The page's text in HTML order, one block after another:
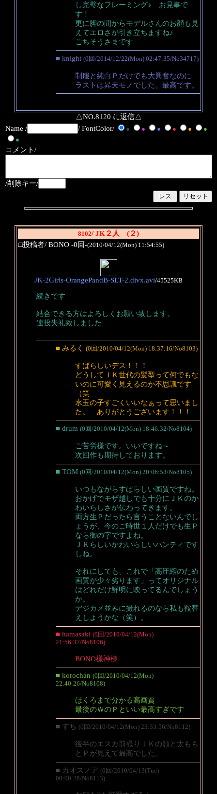
し完璧なフレーミング♪ お見事で
す！
更に脚の間からモデルさんのお顔も見
えてエロさが引き立ちますね♪
ごちそうさまです
■ knight (0回/2014/12/22(Mon) 02:47:35/No34717)
制服と純白Ｐだけでも大興奮なのに
ラストは昇天モノでした。最高です。
△NO.8120 に返信△
Name /
/ FontColor/ ● ● ● ● ●
●
●
コメント/
/削除キー/
8102/ JK２人 (２)
□投稿者/ BONO -0回-(2010/04/12(Mon) 11:54:55)
JK-2Girls-OrangePandB-SLT-2.divx.avi/45525KB
続きです
結合できる方はよろしくお願い致します。
連投失礼致しました
■ みるく (0回/2010/04/12(Mon) 18:37:16/No8103)
すばらしいデス！！！
どうしてＪＫ世代の髪型って何でもな
いのに可愛く見えるのか不思議です
（笑
水玉の子すごくいいなぁって思いまし
た。 ありがとうございます！！！
■ drum (0回/2010/04/12(Mon) 18:46:32/No8104)
ご苦労様です。いいですね～
次回作も期待しております。
■ TOM (0回/2010/04/12(Mon) 20:06:53/No8105)
いつもながらすばらしい画質ですね。
おかげでモザ越しでも十分にＪＫのか
わいらしさが伝わってきます。
両方生Ｐだったら言うことないんでし
ょうが、今のご時世１人だけでも生Ｐ
なら御の字ですよね。
ＪＫらしいかわいらしいパンティです
しね。
それにしても、これで「高圧縮のため
画質が少々劣ります」ってオリジナル
はどれだけ鮮明に映ってるんでしょう
か。
デジカメ並みに撮れるのなら私も鞍替
えしようかな（笑）。
■ hamasaki (0回/2010/04/12(Mon)
21:56:37/No8106)
BONO様神様
■ korochan (0回/2010/04/12(Mon)
22:40:26/No8108)
ほくろまで分かる高画質
最後のＷのＰといい最高すぎです
■ すち (0回/2010/04/12(Mon) 23:33:56/No8112)
後半のエスカ前撮りＪＫの顔と太もも
とＰが見えて最高でした。
■ カオスノア (0回/2010/04/13(Tue)
00:00:28/No8113)